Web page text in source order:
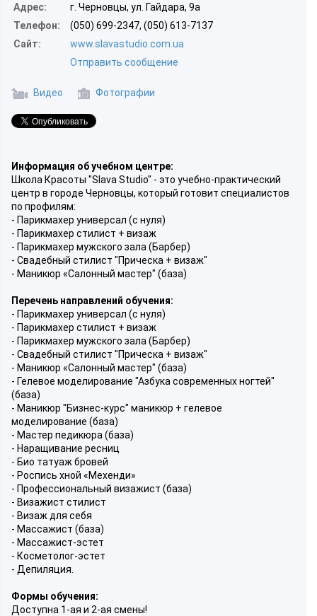
Адрес:
г. Черновцы, ул. Гайдара, 9а
Телефон:
(050) 699-2347, (050) 613-7137
Сайт:
www.slavastudio.com.ua
Отправить сообщение
Видео Фотографии
Информация об учебном центре:
Школа Красоты "Slava Studio" - это учебно-практический
центр в городе Черновцы, который готовит специалистов
по профилям:
- Парикмахер универсал (с нуля)
- Парикмахер стилист + визаж
- Парикмахер мужского зала (Барбер)
- Свадебный стилист "Прическа + визаж"
- Маникюр «Салонный мастер" (база)
Перечень направлений обучения:
- Парикмахер универсал (с нуля)
- Парикмахер стилист + визаж
- Парикмахер мужского зала (Барбер)
- Свадебный стилист "Прическа + визаж"
- Маникюр «Салонный мастер" (база)
- Гелевое моделирование "Азбука современных ногтей"
(база)
- Маникюр "Бизнес-курс" маникюр + гелевое
моделирование (база)
- Мастер педикюра (база)
- Наращивание ресниц
- Био татуаж бровей
- Роспись хной «Мехенди»
- Профессиональный визажист (база)
- Визажист стилист
- Визаж для себя
- Массажист (база)
- Массажист-эстет
- Косметолог-эстет
- Депиляция.
Формы обучения:
Доступна 1-ая и 2-ая смены!